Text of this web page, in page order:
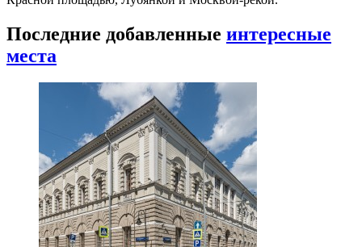
Последние добавленные интересные
места